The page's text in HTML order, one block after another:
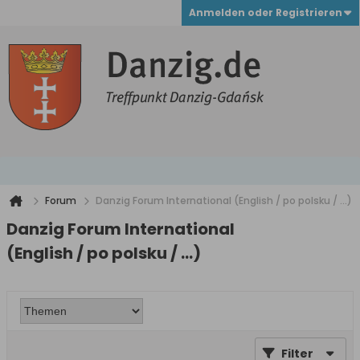
Anmelden oder Registrieren
Forum Danzig Forum International (English / po polsku / ...)
Danzig Forum International
(English / po polsku / ...)
Filter